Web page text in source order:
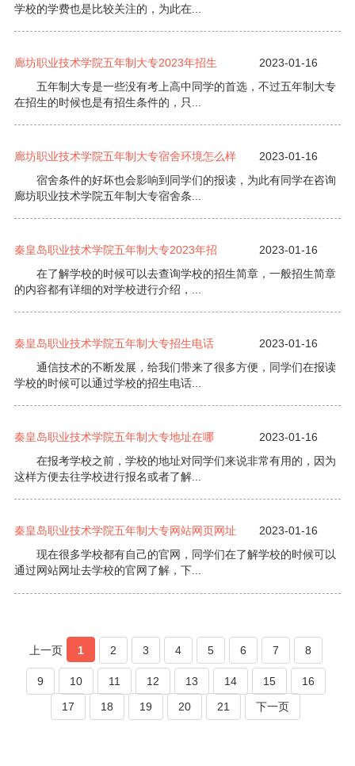
学校的学费也是比较关注的，为此在...
廊坊职业技术学院五年制大专2023年招生
2023-01-16
五年制大专是一些没有考上高中同学的首选，不过五年制大专
在招生的时候也是有招生条件的，只...
廊坊职业技术学院五年制大专宿舍环境怎么样
2023-01-16
宿舍条件的好坏也会影响到同学们的报读，为此有同学在咨询
廊坊职业技术学院五年制大专宿舍条...
秦皇岛职业技术学院五年制大专2023年招
2023-01-16
在了解学校的时候可以去查询学校的招生简章，一般招生简章
的内容都有详细的对学校进行介绍，...
秦皇岛职业技术学院五年制大专招生电话
2023-01-16
通信技术的不断发展，给我们带来了很多方便，同学们在报读
学校的时候可以通过学校的招生电话...
秦皇岛职业技术学院五年制大专地址在哪
2023-01-16
在报考学校之前，学校的地址对同学们来说非常有用的，因为
这样方便去往学校进行报名或者了解...
秦皇岛职业技术学院五年制大专网站网页网址
2023-01-16
现在很多学校都有自己的官网，同学们在了解学校的时候可以
通过网站网址去学校的官网了解，下...
上一页 1 2 3 4 5 6 7 8
9 10 11 12 13 14 15
16
17
18 19 20 21 下一页